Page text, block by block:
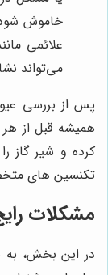
خاموش شود
علائمی
می‌تواند
پس از بررسی
همیشه قبل از
کرده و شیر گاز
تکنسین های
مشکلات
در این بخش، به